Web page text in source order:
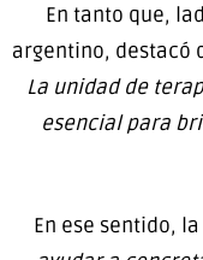
En tanto que,
argentino, destacó
La unidad de
esencial para
En ese sentido,